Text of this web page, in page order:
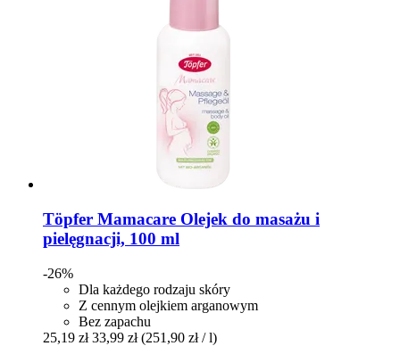
Töpfer Mamacare Olejek do masażu i
pielęgnacji, 100 ml
-26%
Dla każdego rodzaju skóry
Z cennym olejkiem arganowym
Bez zapachu
25,19 zł 33,99 zł (251,90 zł / l)